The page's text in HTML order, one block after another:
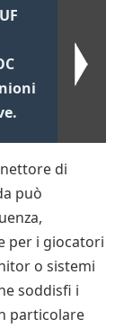
di
può
per i giocatori
o sistemi
soddisfi i
particolare